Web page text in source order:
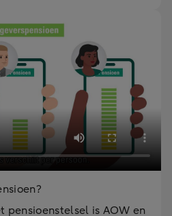
pensioenstelsel is AOW en